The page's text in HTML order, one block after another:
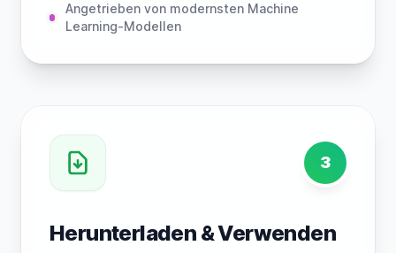
Angetrieben von modernsten Machine
Learning-Modellen
3
Herunterladen & Verwenden